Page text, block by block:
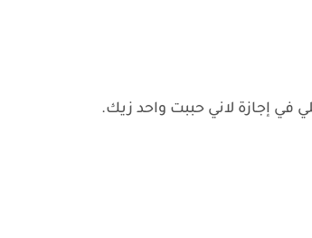
في إجازة لاني حببت واحد زيك.